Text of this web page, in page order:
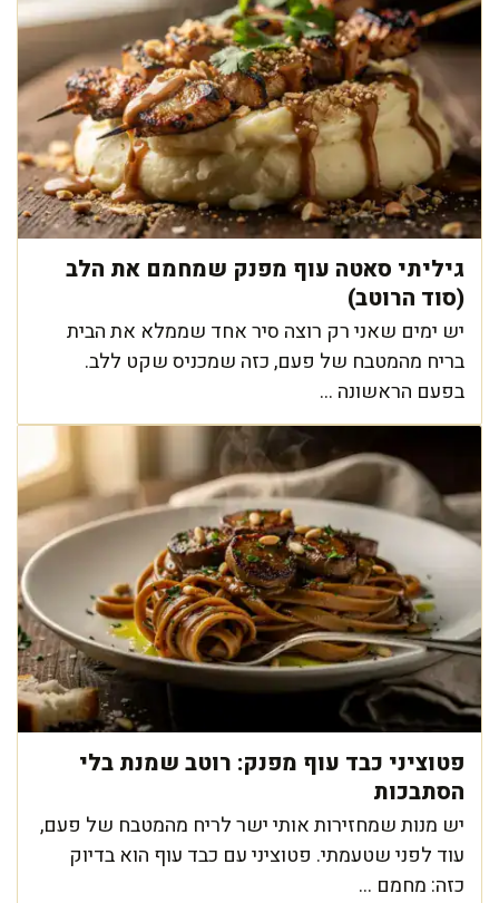
גיליתי סאטה עוף מפנק שמחמם את הלב
(סוד הרוטב)
יש ימים שאני רק רוצה סיר אחד שממלא את הבית
בריח מהמטבח של פעם, כזה שמכניס שקט ללב.
בפעם הראשונה ...
פטוציני כבד עוף מפנק: רוטב שמנת בלי
הסתבכות
יש מנות שמחזירות אותי ישר לריח מהמטבח של פעם,
עוד לפני שטעמתי. פטוציני עם כבד עוף הוא בדיוק
כזה: מחמם ...